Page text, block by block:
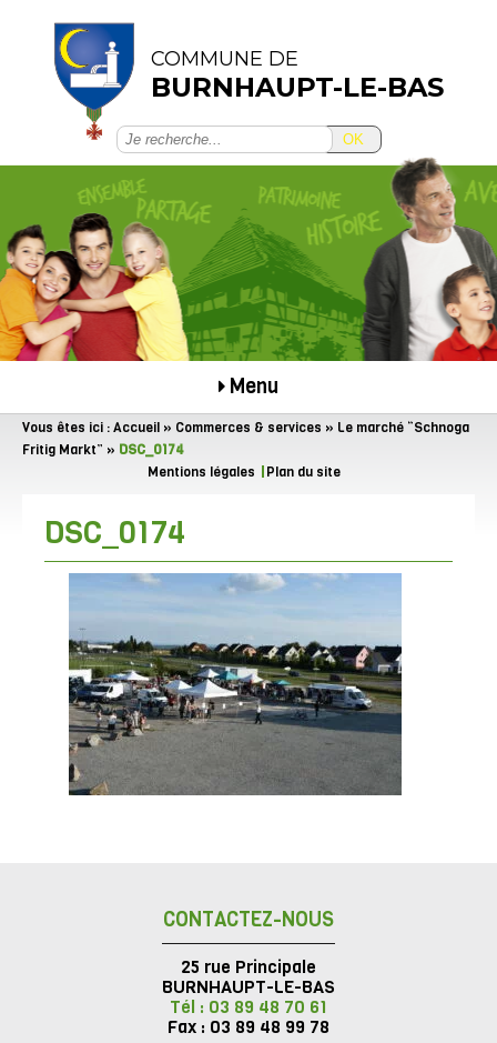
COMMUNE DE
BURNHAUPT-LE-BAS
OK
Menu
Vous êtes ici :Accueil » Commerces & services » Le marché “Schnoga
Fritig Markt” » DSC_0174
Mentions légales
Plan du site
DSC_0174
CONTACTEZ-NOUS
25 rue Principale
BURNHAUPT-LE-BAS
Tél : 03 89 48 70 61
Fax : 03 89 48 99 78